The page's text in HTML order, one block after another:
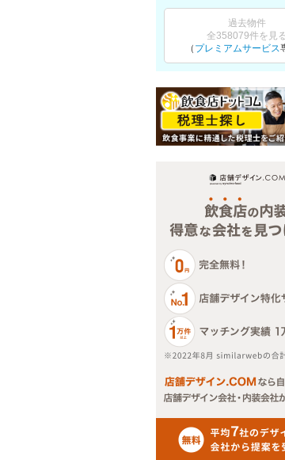
過去物件
全358079件を見
（ プレミアムサービス